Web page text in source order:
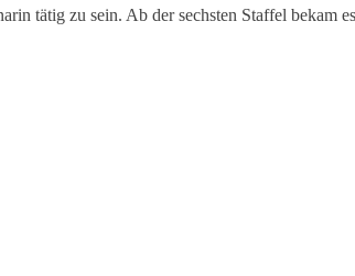
tätig zu sein. Ab der sechsten Staffel bekam